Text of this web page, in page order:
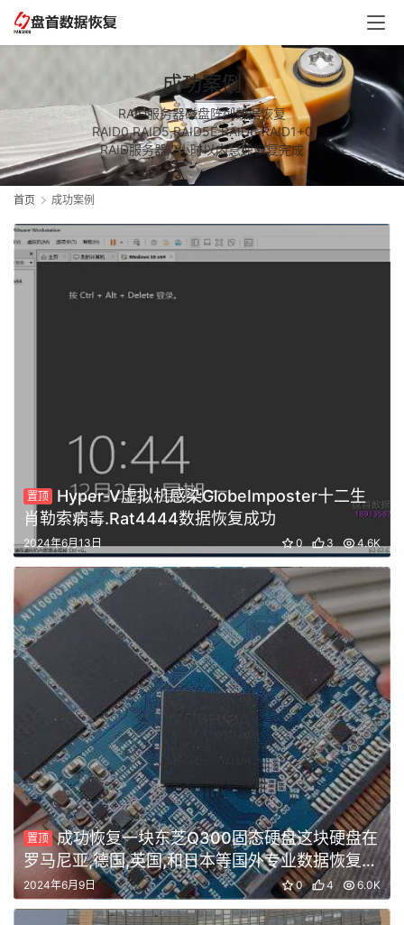
成功案例
RAID服务器磁盘阵列数据恢复
RAID0,RAID5,RAID5E,RAID6,RAID1+0
RAID服务器,2小时以内急速恢复完成
首页 成功案例
置顶
Hyper-V虚拟机感染GlobeImposter十二生
肖勒索病毒.Rat4444数据恢复成功
2024年6月13日 0 3 4.6K
置顶 成功恢复一块东芝Q300固态硬盘这块硬盘在
罗马尼亚,德国,英国,和日本等国外专业数据恢复公
司全部恢复失败
2024年6月9日 0 4 6.0K